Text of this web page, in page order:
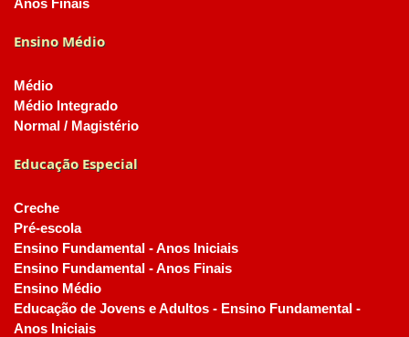
Anos Finais
Ensino Médio
Médio
Médio Integrado
Normal / Magistério
Educação Especial
Creche
Pré-escola
Ensino Fundamental - Anos Iniciais
Ensino Fundamental - Anos Finais
Ensino Médio
Educação de Jovens e Adultos - Ensino Fundamental -
Anos Iniciais